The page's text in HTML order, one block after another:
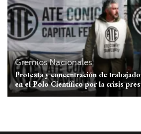
GremiosNacionales
Protesta y concentración de
en el Polo Científico por la crisis